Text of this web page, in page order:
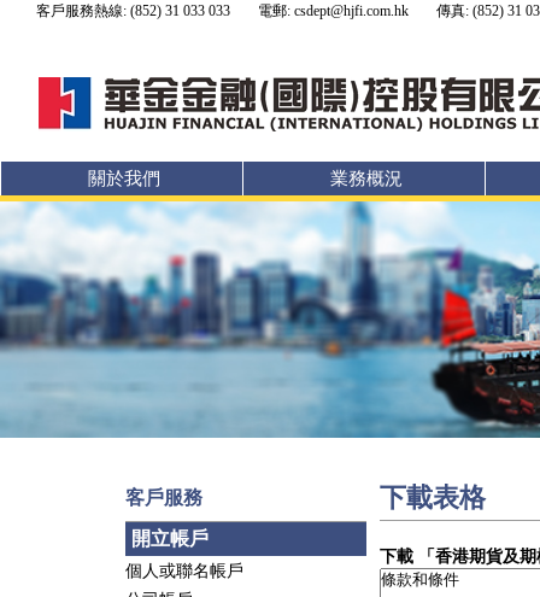
客戶服務熱線: (852) 31 033 033 電郵: csdept@hjfi.com.hk 傳真: (852) 31
關於我們 業務概況
客戶服務
開立帳戶
個人或聯名帳戶
下載表格
下載 「香港期貨及